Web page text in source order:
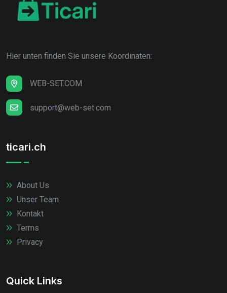
Hier unten finden Sie unsere Koordinaten:
WEB-SET.COM
support@web-set.com
ticari.ch
About Us
Unser Team
Kontakt
Terms
Privacy
Quick Links